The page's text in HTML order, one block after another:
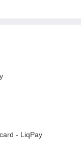
- LiqPay